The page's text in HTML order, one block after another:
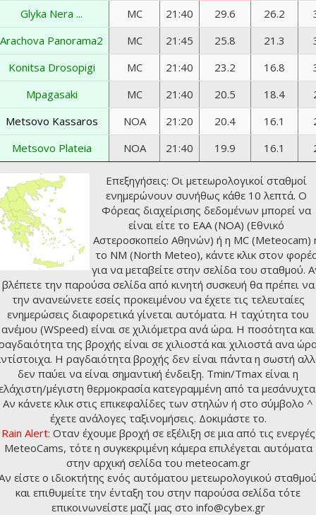
Glyka Nera ...
MC 21:40 29.6 26.2
Arachova Panorama2
MC 21:45 25.8 21.3
Konitsa Drosopigi
MC 21:40 23.2 16.8
Mpagasaki
MC 21:40 20.5 18.4
Metsovo Kassaros
NOA 21:20 20.4 16.1
Metsovo Plateia
NOA 21:40 19.9 16.1
Επεξηγήσεις: Οι μετεωρολογικοί σταθμοί
ενημερώνουν συνήθως κάθε 10 λεπτά. Ο
Φόρεας διαχείρισης δεδομένων μπορεί να
είναι είτε το ΕΑΑ (NOA) (Εθνικό
Αστεροσκοπείο Αθηνών) ή η MC (Meteocam)
το NM (North Meteo), κάντε κλικ στον
για να μεταβείτε στην σελίδα του σταθμού.
βλέπετε την παρούσα σελίδα από κινητή συσκευή θα πρέπει να
την ανανεώνετε εσείς προκειμένου να έχετε τις τελευταίες
ενημερώσεις διαφορετικά γίνεται αυτόματα. Η ταχύτητα του
ανέμου (WSpeed) είναι σε χιλιόμετρα ανά ώρα. Η ποσότητα και
της βροχής είναι σε χιλιοστά και χιλιοστά ανα
Η ραγδαιότητα βροχής δεν είναι πάντα η σωστή
δεν παύει να είναι σημαντική ένδειξη. Tmin/Tmax είναι η
μέγιστη θερμοκρασία κατεγραμμένη από τα
Αν κάνετε κλικ στις επικεφαλίδες των στηλών ή στο σύμβολο ^
έχετε ανάλογες ταξινομήσεις. Δοκιμάστε το.
Rain Alert: Οταν έχουμε βροχή σε εξέλιξη σε μια από τις ενεργές
MeteoCams, τότε η συγκεκριμένη κάμερα επιλέγεται αυτόματα
στην αρχική σελίδα του meteocam.gr
είστε ο ιδιοκτήτης ενός αυτόματου μετεωρολογικού
και επιθυμείτε την ένταξη του στην παρούσα σελίδα τότε
επικοινωνείστε μαζί μας στο info@cybex.gr